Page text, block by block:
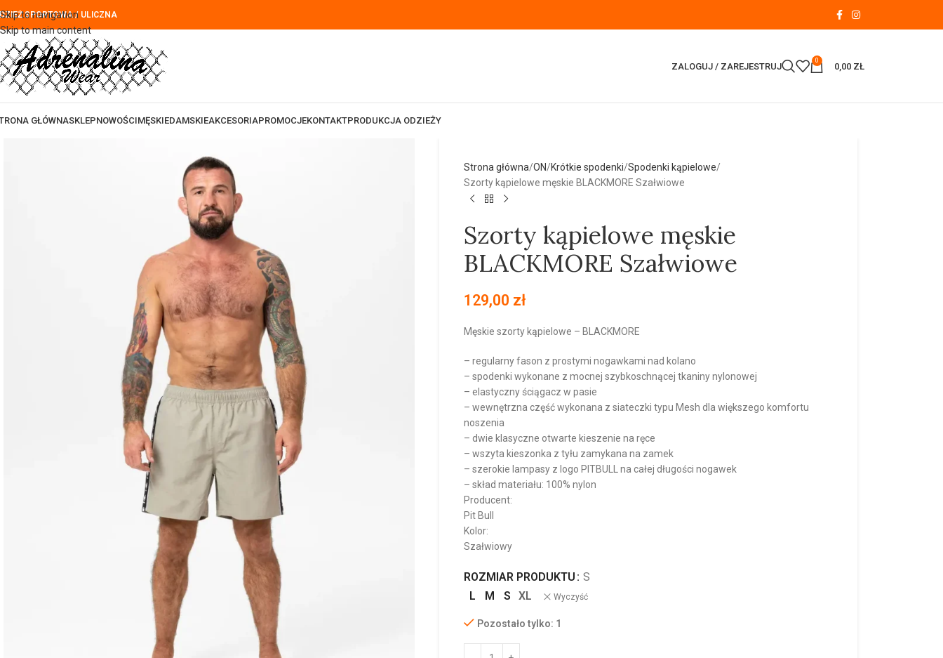
Skip to navigation
Skip to main content
SPORTOWA / ULICZNA
ZALOGUJ / ZAREJESTRUJ
0
0,00 ZŁ
GŁÓWNASKLEPNOWOŚCIMĘSKIEDAMSKIEAKCESORIAPROMOCJEKONTAKTPRODUKCJA ODZIEŻY
Strona główna ON Krótkie spodenki Spodenki kąpielowe
Szorty kąpielowe męskie BLACKMORE Szałwiowe
Szorty kąpielowe męskie
BLACKMORE Szałwiowe
129,00 zł
Męskie szorty kąpielowe – BLACKMORE
– regularny fason z prostymi nogawkami nad kolano
– spodenki wykonane z mocnej szybkoschnącej tkaniny nylonowej
– elastyczny ściągacz w pasie
– wewnętrzna część wykonana z siateczki typu Mesh dla większego komfortu
noszenia
– dwie klasyczne otwarte kieszenie na ręce
– wszyta kieszonka z tyłu zamykana na zamek
– szerokie lampasy z logo PITBULL na całej długości nogawek
– skład materiału: 100% nylon
Producent:
Pit Bull
Kolor:
Szałwiowy
ROZMIAR PRODUKTU
S
L
M S XL Wyczyść
Pozostało tylko: 1